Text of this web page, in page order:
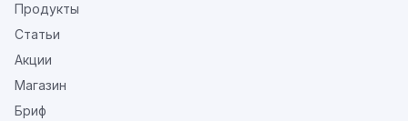
Продукты
Статьи
Акции
Магазин
Бриф